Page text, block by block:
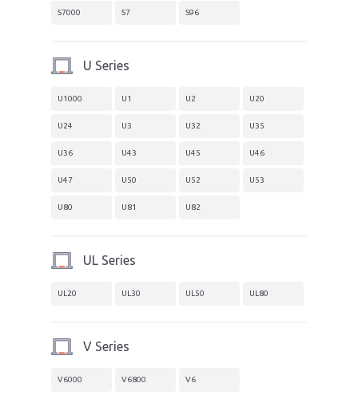
S7000 S7 S96
U Series
U1000 U1 U2 U20
U24 U3 U32 U35
U36 U43 U45 U46
U47 U50 U52 U53
U80 U81 U82
UL Series
UL20 UL30 UL50 UL80
V Series
V6000 V6800 V6